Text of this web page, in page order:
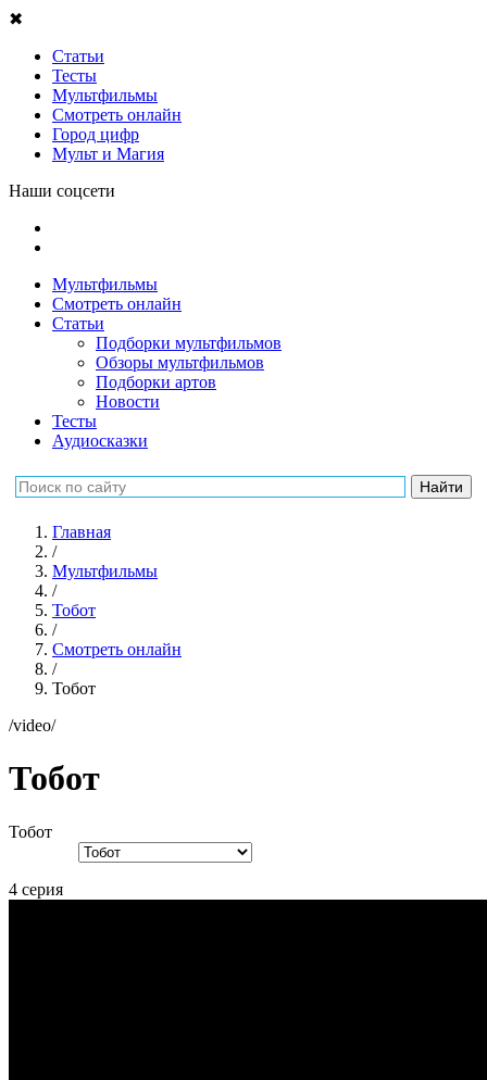
✖
Статьи
Тесты
Мультфильмы
Смотреть онлайн
Город цифр
Мульт и Магия
Наши соцсети
Мультфильмы
Смотреть онлайн
Статьи
Подборки мультфильмов
Обзоры мультфильмов
Подборки артов
Новости
Тесты
Аудиосказки
Главная
/
Мультфильмы
/
Тобот
/
Смотреть онлайн
/
Тобот
/video/
Тобот
Тобот
4 серия